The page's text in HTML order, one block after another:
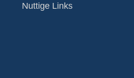
Nuttige Links